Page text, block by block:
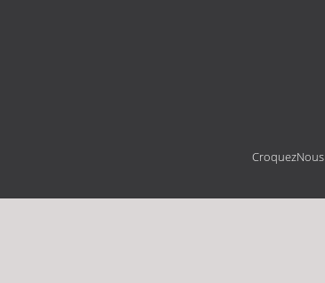
CroquezNous